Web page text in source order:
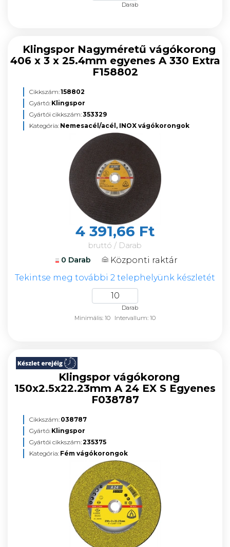
Darab
Klingspor Nagyméretű vágókorong
406 x 3 x 25.4mm egyenes A 330 Extra
F158802
Cikkszám:158802
Gyártó: Klingspor
Gyártói cikkszám:353329
Kategória: Nemesacél/acél, INOX vágókorongok
4 391,66 Ft
bruttó / Darab
0 Darab
Központi raktár
Tekintse meg további 2 telephelyünk készletét
Darab
Minimális: 10
Intervallum: 10
Klingspor vágókorong
150x2.5x22.23mm A 24 EX S Egyenes
F038787
Cikkszám: 038787
Gyártó: Klingspor
Gyártói cikkszám:235375
Kategória: Fém vágókorongok